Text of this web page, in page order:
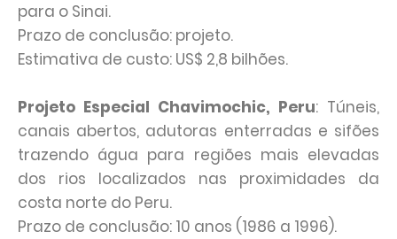
para o Sinai.
Prazo de conclusão: projeto.
Estimativa de custo: US$ 2,8 bilhões.
Projeto Especial Chavimochic, Peru: Túneis,
canais abertos, adutoras enterradas e sifões
trazendo água para regiões mais elevadas
dos rios localizados nas proximidades da
costa norte do Peru.
Prazo de conclusão: 10 anos (1986 a 1996).